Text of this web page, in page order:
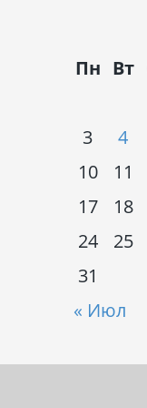
Пн Вт
« Июл
3
4
10
11
17
18
24
25
31